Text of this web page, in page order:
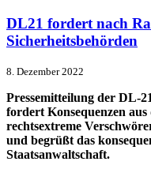
DL21 fordert nach
Sicherheitsbehörden
8. Dezember 2022
Pressemitteilung der DL-
fordert Konsequenzen aus
rechtsextreme
und begrüßt das
Staatsanwaltschaft.